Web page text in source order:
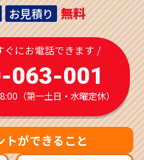
お見積り 無料
ぐにお電話できます /
063-001
（第一土日・水曜定休）
トができること